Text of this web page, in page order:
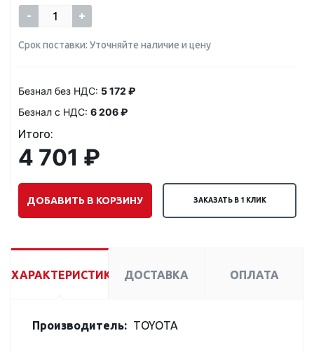
- +
Срок поставки: Уточняйте наличие и цену
Безнал без НДС: 5 172 ₽
Безнал с НДС: 6 206 ₽
Итого:
4 701 ₽
ДОБАВИТЬ В КОРЗИНУ ЗАКАЗАТЬ В 1 КЛИК
ХАРАКТЕРИСТИКИ ДОСТАВКА ОПЛАТА
Производитель: TOYOTA